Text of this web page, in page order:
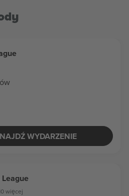
WYDARZENIE
więcej